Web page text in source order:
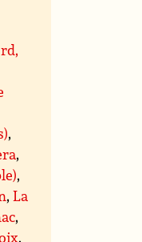
,
,
,
,La
,
,